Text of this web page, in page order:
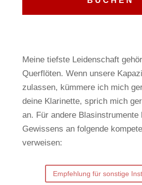
Meine tiefste Leidenschaft
Querflöten. Wenn unsere
zulassen, kümmere ich mich
deine Klarinette, sprich mich
an. Für andere Blasinstrumente
Gewissens an folgende
verweisen:
Empfehlung für sonstige